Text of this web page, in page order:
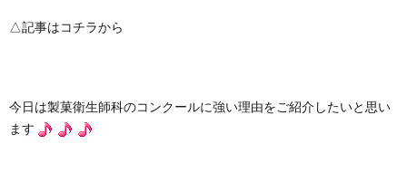
△記事はコチラから
今日は製菓衛生師科のコンクールに強い理由をご紹介したいと思い
ます